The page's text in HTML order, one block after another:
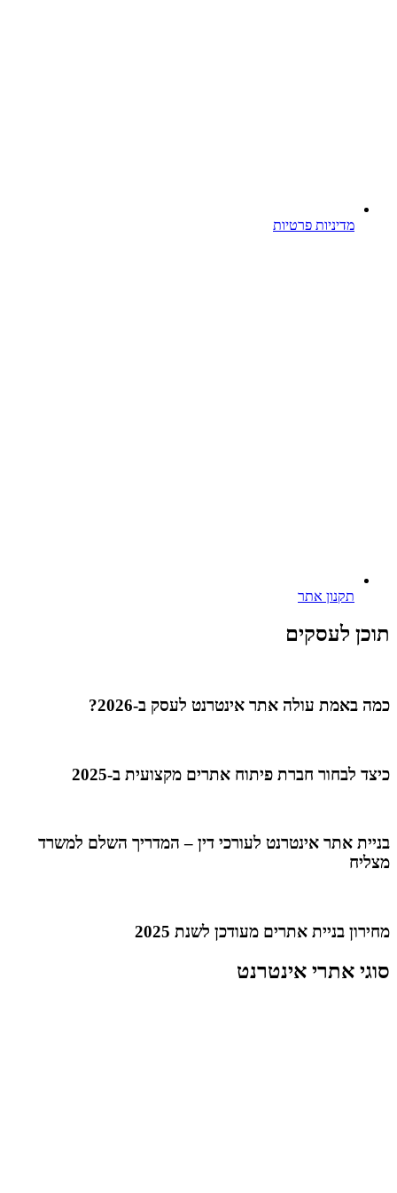
מדיניות פרטיות
תקנון אתר
תוכן לעסקים
כמה באמת עולה אתר אינטרנט לעסק ב-2026?
כיצד לבחור חברת פיתוח אתרים מקצועית ב-2025
בניית אתר אינטרנט לעורכי דין – המדריך השלם למשרד
מצליח
מחירון בניית אתרים מעודכן לשנת 2025
סוגי אתרי אינטרנט